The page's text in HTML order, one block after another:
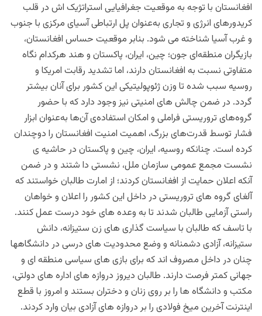
افغانستان با توجه به موقعیت جغرافیایی استراتژیک اش در قلب
کریدورهای انرژی و تجاری به‌عنوان پل ارتباطی آسیای مرکزی با جنوب
و غرب آسیا شناخته می شود. بنابر موقعیت حساس افغانستان،
بازیگران منطقه‌ای جون؛ چین، ایران، پاکستان و هند هرکدام نگاه
متفاوتی نسبت به افغانستان دارند، اما تشدید رقابت امریکا و
روسیه سبب شده تا وزن ژئوپولیتیکی این کشور برای آنان بیشتر
گردد. در ضمن چالش های امنیتی نیز وجود دارد که با حضور
گروه‌های تروریستی فراملی و امکان استفاده‌ی آن‌ها به‌عنوان ابزار
فشار توسط قدرت‌های بزرگ، اهمیت امنیت افغانستان را دوچندان
کرده است. چنانکه روسیه، ایران، چین و پاکستان در حاشیه ی
نشست مجمع عمومی سازمان ملل، نشستی دا شتند و در ضمن
آنکه اعلان حمایت از افغانستان کردند؛ از امارت طالبان خواستند که
آلغای گروه های تروریستی در داخل این کشور را اعلان و خواهان
راستی آزمایی طالبان شدند تا به وعده های خود درست عمل کنند.
با تاسف که طالبان با سیاست گذاری های زن ستیزانه، دانش
ستیزانه، آزادی دشمنانه و وضع محدودیت های درسی در دانشگاهها
چنان در داخل مصروف اند که برای بازی های سیاسی منطقه ای و
جهانی کمتر فرصت دارند. طالبان دیروز دروازه های اداره های دولتی،
مکتب و دانشگاه ها را بر روی زنان و دختران بستند و امروز با قطع
اینترنت آخرین میخ فولادی را بر دروازه های آزادی بیان وارد کردند.